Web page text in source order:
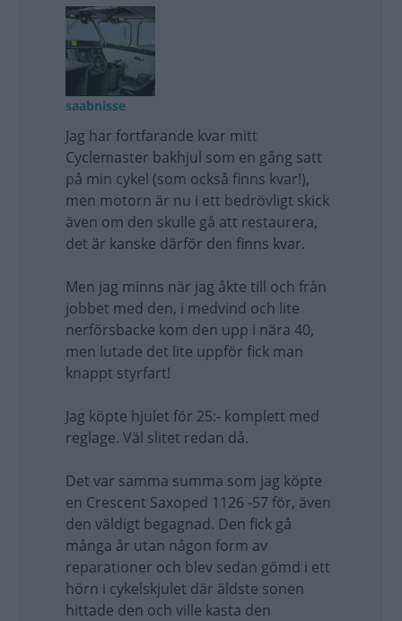
saabnisse
Jag har fortfarande kvar mitt
Cyclemaster bakhjul som en gång satt
på min cykel (som också finns kvar!),
men motorn är nu i ett bedrövligt skick
även om den skulle gå att restaurera,
det är kanske därför den finns kvar.
Men jag minns när jag åkte till och från
jobbet med den, i medvind och lite
nerförsbacke kom den upp i nära 40,
men lutade det lite uppför fick man
knappt styrfart!
Jag köpte hjulet för 25:- komplett med
reglage. Väl slitet redan då.
Det var samma summa som jag köpte
en Crescent Saxoped 1126 -57 för, även
den väldigt begagnad. Den fick gå
många år utan någon form av
reparationer och blev sedan gömd i ett
hörn i cykelskjulet där äldste sonen
hittade den och ville kasta den